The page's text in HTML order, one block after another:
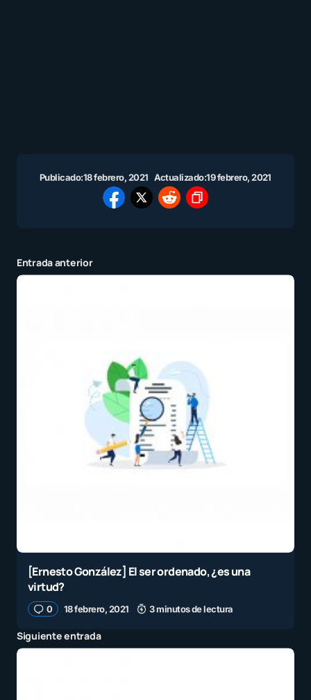
Publicado:18 febrero, 2021 Actualizado:19 febrero, 2021
Entrada anterior
[Ernesto González] El ser ordenado, ¿es una
virtud?
0 18 febrero, 2021 3 minutos de lectura
Siguiente entrada